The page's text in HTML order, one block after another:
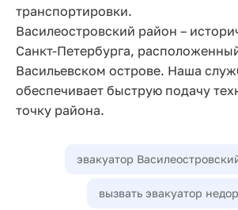
транспортировки.
Василеостровский район –
Санкт-Петербурга,
Васильевском острове. Наша
обеспечивает быструю подачу
точку района.
эвакуатор
вызвать эвакуатор